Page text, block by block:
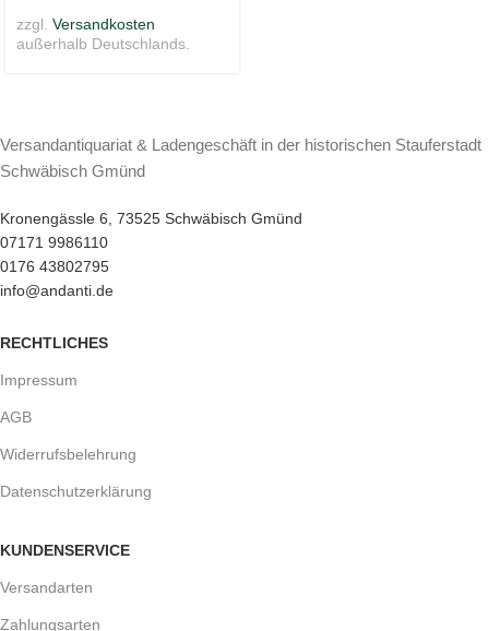
zzgl. Versandkosten
außerhalb Deutschlands.
Versandantiquariat & Ladengeschäft in der historischen Stauferstadt
Schwäbisch Gmünd
Kronengässle 6, 73525 Schwäbisch Gmünd
07171 9986110
0176 43802795
info@andanti.de
RECHTLICHES
Impressum
AGB
Widerrufsbelehrung
Datenschutzerklärung
KUNDENSERVICE
Versandarten
Zahlungsarten